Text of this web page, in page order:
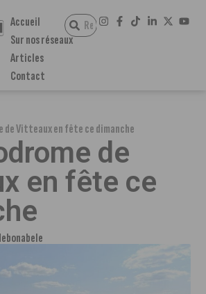
Accueil
Sur nos réseaux
Articles
Contact
de Vitteaux en fête ce dimanche
de
en fête ce